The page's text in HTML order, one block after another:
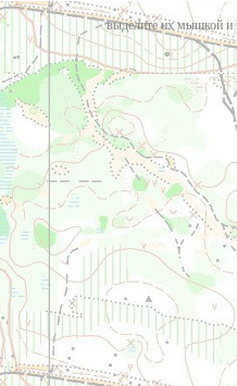
выделите их мышкой и